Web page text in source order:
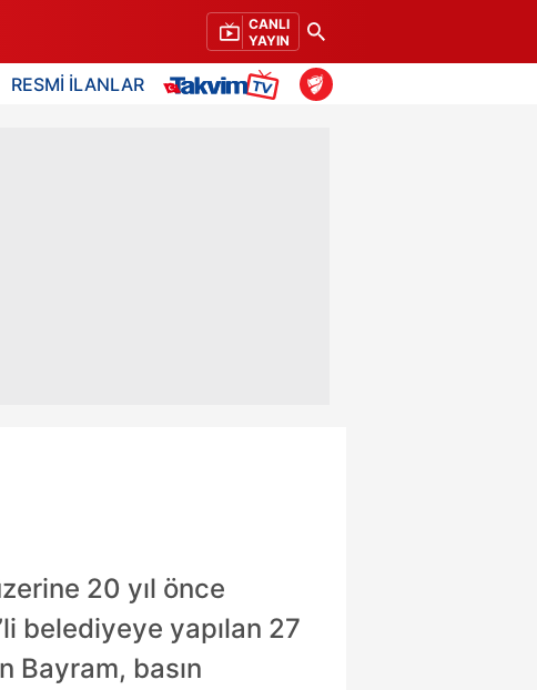
CANLI
YAYIN
RESMİ İLANLAR
20 yıl önce
belediyeye yapılan 27
Bayram, basın